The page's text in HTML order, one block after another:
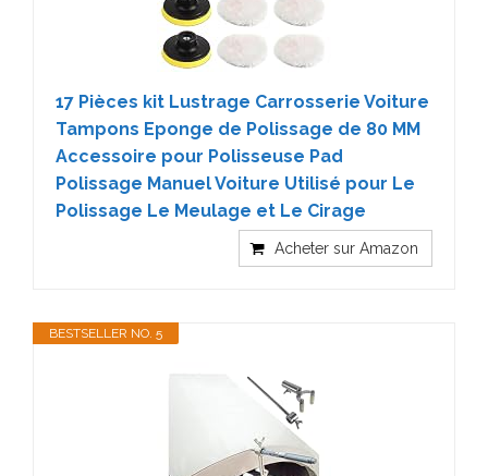
17 Pièces kit Lustrage Carrosserie Voiture
Tampons Eponge de Polissage de 80 MM
Accessoire pour Polisseuse Pad
Polissage Manuel Voiture Utilisé pour Le
Polissage Le Meulage et Le Cirage
Acheter sur Amazon
BESTSELLER NO. 5